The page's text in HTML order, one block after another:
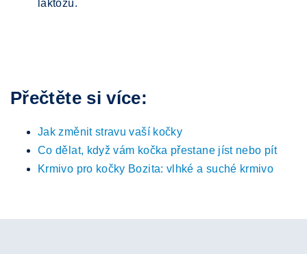
laktózu.
Přečtěte si více:
Jak změnit stravu vaší kočky
Co dělat, když vám kočka přestane jíst nebo pít
Krmivo pro kočky Bozita: vlhké a suché krmivo